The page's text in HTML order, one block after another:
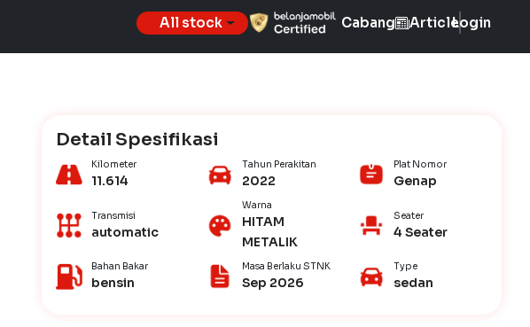
All stock Cabang ArticleLogin
Detail Spesifikasi
Kilometer
11.614
Tahun Perakitan
2022
Plat Nomor
Genap
Transmisi
automatic
Warna
HITAM
METALIK
Seater
4 Seater
Bahan Bakar
bensin
Masa Berlaku STNK
Sep 2026
Type
sedan